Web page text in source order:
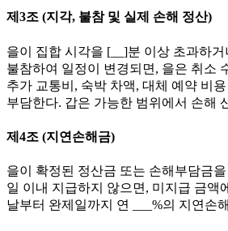
제3조 (지각, 불참 및 실제 손해 정산)
을이 집합 시각을 [__]분 이상 초과하거
불참하여 일정이 변경되면, 을은 취소
추가 교통비, 숙박 차액, 대체 예약 비
부담한다. 갑은 가능한 범위에서 손해
제4조 (지연손해금)
을이 확정된 정산금 또는 손해부담금
일 이내 지급하지 않으면, 미지급 금액
날부터 완제일까지 연 ___%의 지연손